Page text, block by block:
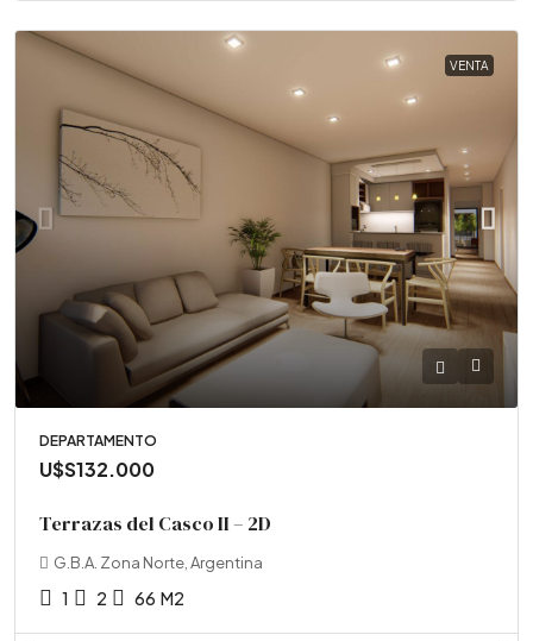
VENTA
DEPARTAMENTO
U$S132.000
Terrazas del Casco II – 2D
G.B.A. Zona Norte, Argentina
1 2 66 M2